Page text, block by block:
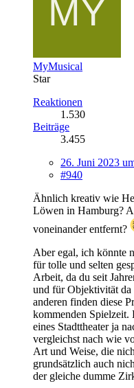
MyMusical
Star
Reaktionen
1.530
Beiträge
3.455
26. Juni 2023
#940
Ähnlich kreativ wie
Löwen in Hamburg?
voneinander entfernt?
Aber egal, ich könnte
für tolle und selten
Arbeit, da du seit
und für Objektivität
anderen finden diese
kommenden Spielzeit.
eines Stadttheater ja
vergleichst nach wie
Art und Weise, die
grundsätzlich auch
der gleiche dumme